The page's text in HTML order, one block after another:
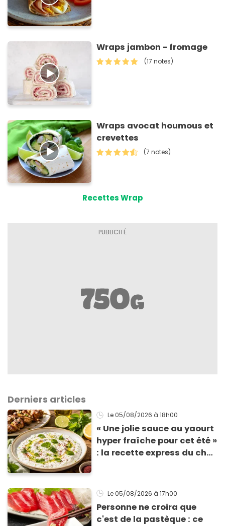
Wraps jambon - fromage
(17 notes)
Wraps avocat houmous et
crevettes
(7 notes)
Recettes Wrap
Derniers articles
Le 05/08/2026 à 18h00
« Une jolie sauce au yaourt
hyper fraîche pour cet été »
: la recette express du chef
grillades
Le 05/08/2026 à 17h00
Personne ne croira que
c'est de la pastèque : ce